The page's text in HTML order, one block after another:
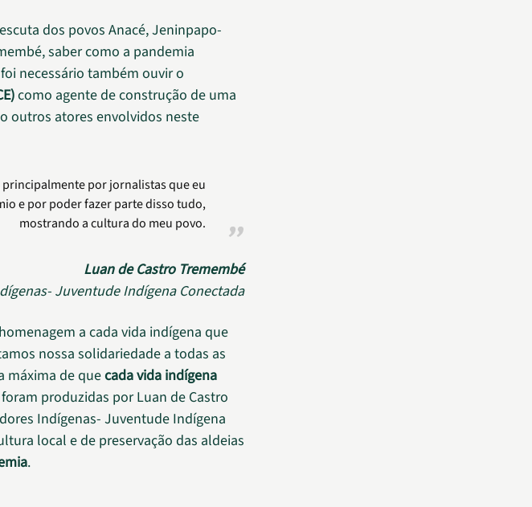
dos povos Anacé, Jeninpapo-
saber como a pandemia
necessário também ouvir o
como agente de construção de uma
outros atores envolvidos neste
por jornalistas que eu
e por poder fazer parte disso tudo,
mostrando a cultura do meu povo.
Luan de Castro Tremembé
Juventude Indígena Conectada
a cada vida indígena que
nossa solidariedade a todas as
máxima de quecada vida indígena
produzidas por Luan de Castro
Indígenas- Juventude Indígena
local e de preservação das aldeias
.